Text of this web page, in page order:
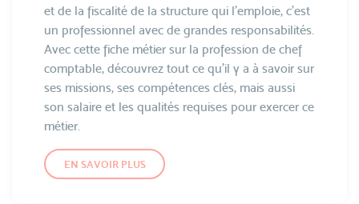
et de la fiscalité de la structure qui l’emploie, c’est
un professionnel avec de grandes responsabilités.
Avec cette fiche métier sur la profession de chef
comptable, découvrez tout ce qu’il y a à savoir sur
ses missions, ses compétences clés, mais aussi
son salaire et les qualités requises pour exercer ce
métier.
EN SAVOIR PLUS